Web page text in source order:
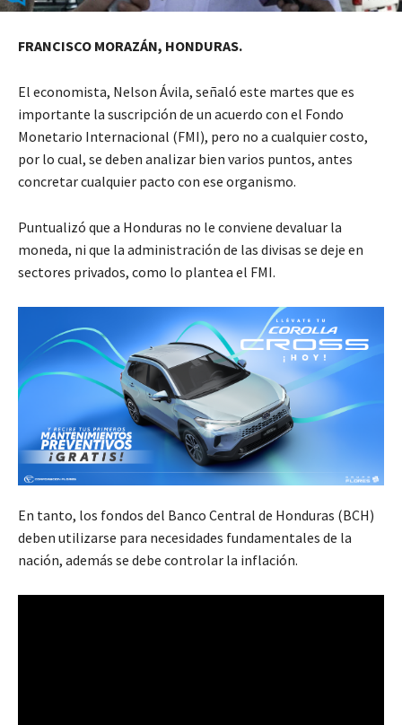
FRANCISCO MORAZÁN, HONDURAS.
El economista, Nelson Ávila, señaló este martes que es
importante la suscripción de un acuerdo con el Fondo
Monetario Internacional (FMI), pero no a cualquier costo,
por lo cual, se deben analizar bien varios puntos, antes
concretar cualquier pacto con ese organismo.
Puntualizó que a Honduras no le conviene devaluar la
moneda, ni que la administración de las divisas se deje en
sectores privados, como lo plantea el FMI.
En tanto, los fondos del Banco Central de Honduras (BCH)
deben utilizarse para necesidades fundamentales de la
nación, además se debe controlar la inflación.